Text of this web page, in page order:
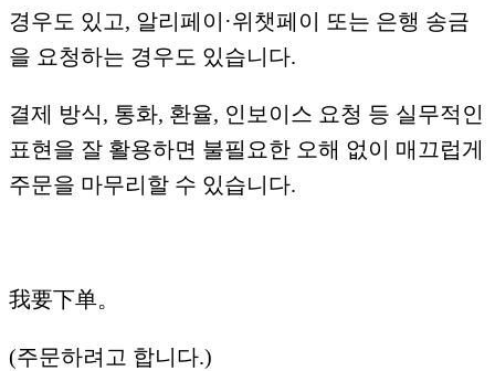
경우도 있고, 알리페이·위챗페이 또는 은행 송금
을 요청하는 경우도 있습니다.
결제 방식, 통화, 환율, 인보이스 요청 등 실무적인
표현을 잘 활용하면 불필요한 오해 없이 매끄럽게
주문을 마무리할 수 있습니다.
我要下单。
(주문하려고 합니다.)